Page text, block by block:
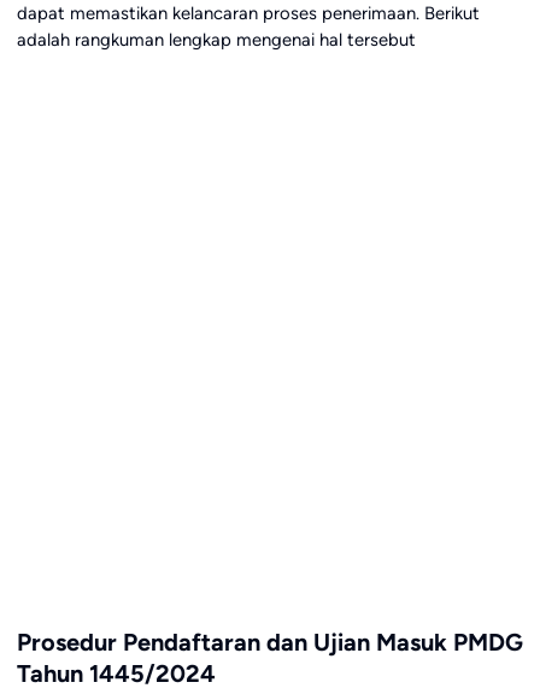
dapat memastikan kelancaran proses penerimaan. Berikut
adalah rangkuman lengkap mengenai hal tersebut
Prosedur Pendaftaran dan Ujian Masuk PMDG
Tahun 1445/2024